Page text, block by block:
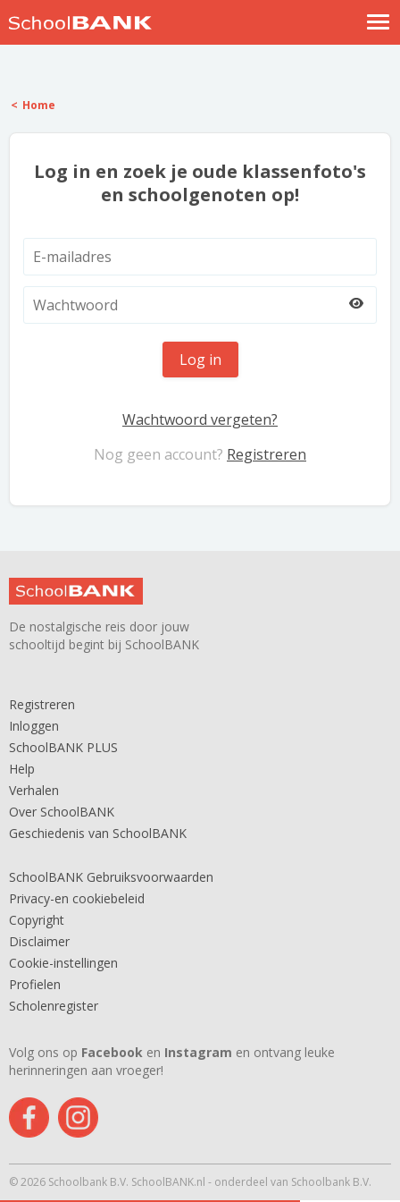
Help
Home
Log in en zoek je oude klassenfoto's
en schoolgenoten op!
Log in
Wachtwoord vergeten?
Nog geen account? Registreren
De nostalgische reis door jouw
schooltijd begint bij SchoolBANK
Registreren
Inloggen
SchoolBANK PLUS
Help
Verhalen
Over SchoolBANK
Geschiedenis van SchoolBANK
SchoolBANK Gebruiksvoorwaarden
Privacy-en cookiebeleid
Copyright
Disclaimer
Cookie-instellingen
Profielen
Scholenregister
Volg ons op Facebook en Instagram en ontvang leuke
herinneringen aan vroeger!
© 2026 Schoolbank B.V. SchoolBANK.nl - onderdeel van Schoolbank B.V.